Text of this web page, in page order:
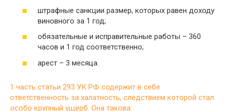
штрафные санкции размер, которых равен доходу
виновного за 1 год;
обязательные и исправительные работы – 360
часов и 1 год соответственно;
арест – 3 месяца.
1 часть статьи 293 УК РФ содержит в себе
ответственность за халатность, следствием которой стал
особо крупный ущерб. Она такова: